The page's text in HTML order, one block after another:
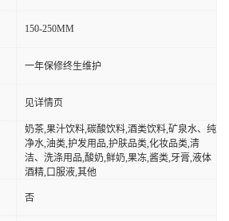
150-250MM
一年保修终生维护
见详情页
奶茶,果汁饮料,碳酸饮料,酒类饮料,矿泉水、纯
净水,油类,护发用品,护肤品类,化妆品类,清
洁、洗涤用品,酸奶,鲜奶,果冻,酱类,牙膏,液体
酒精,口服液,其他
否